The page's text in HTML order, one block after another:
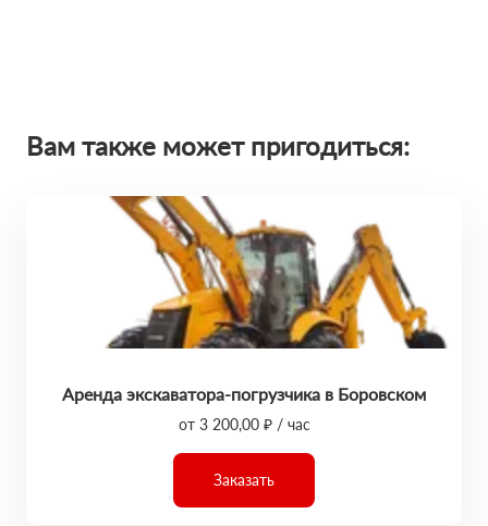
Вам также может пригодиться:
Аренда экскаватора-погрузчика в Боровском
от 3 200,00 ₽ / час
Заказать